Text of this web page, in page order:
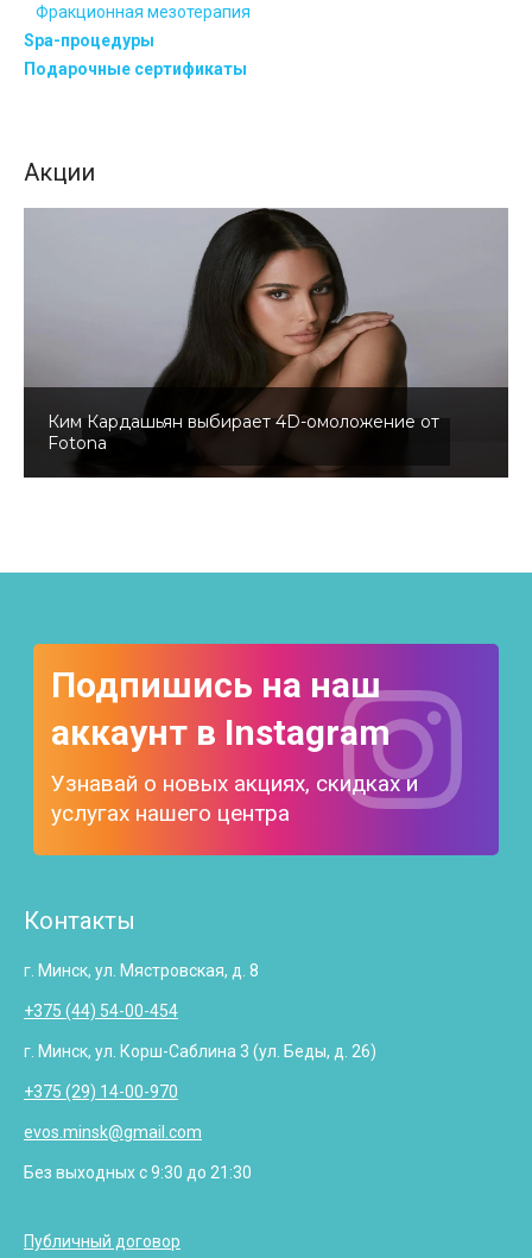
Фракционная мезотерапия
Spa-процедуры
Подарочные сертификаты
Акции
Ким Кардашьян выбирает 4D-омоложение от
Fotona
Подпишись на наш
аккаунт в Instagram
Узнавай о новых акциях, скидках и
услугах нашего центра
Контакты
г. Минск, ул. Мястровская, д. 8
+375 (44) 54-00-454
г. Минск, ул. Корш-Саблина 3 (ул. Беды, д. 26)
+375 (29) 14-00-970
evos.minsk@gmail.com
Без выходных с 9:30 до 21:30
Публичный договор